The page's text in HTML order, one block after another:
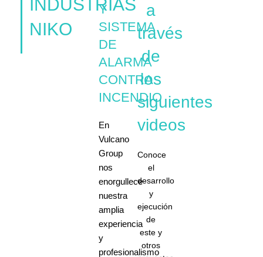
INDUSTRIAS
NIKO
Y
SISTEMA
DE
ALARMA
CONTRA
INCENDIO
En
Vulcano
Group
nos
enorgullece
nuestra
amplia
experiencia
y
profesionalismo
a
través
de
los
siguientes
videos
Conoce
el
desarrollo
y
ejecución
de
este y
otros